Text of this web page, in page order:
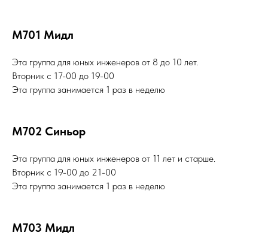
М701 Мидл
Эта группа для юных инженеров от 8 до 10 лет.
Вторник с 17-00 до 19-00
Эта группа занимается 1 раз в неделю
М702 Синьор
Эта группа для юных инженеров от 11 лет и старше.
Вторник с 19-00 до 21-00
Эта группа занимается 1 раз в неделю
М703 Мидл